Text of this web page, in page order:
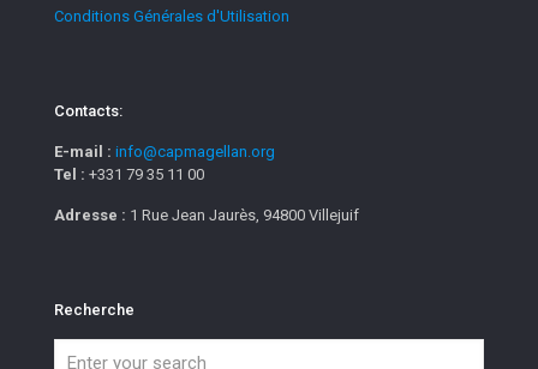
Conditions Générales d'Utilisation
Contacts:
E-mail : info@capmagellan.org
Tel : +331 79 35 11 00
Adresse : 1 Rue Jean Jaurès, 94800 Villejuif
Recherche